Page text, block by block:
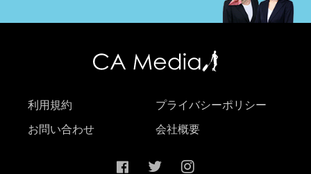
利用規約 プライバシーポリシー
お問い合わせ 会社概要